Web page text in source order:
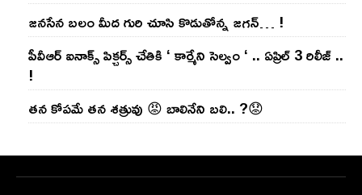
జ‌న‌సేన బ‌లం మీద గురి చూసి కొడుతోన్న జ‌గ‌న్‌… !
పీవీఆర్ ఐనాక్స్ పిక్చర్స్ చేతికి ‘ కార్మేని సెల్వం ‘ .. ఏప్రిల్ 3 రిలీజ్ ..
!
తన కోపమే తన శత్రువు 😡 బాలినేని బలి.. ?😟